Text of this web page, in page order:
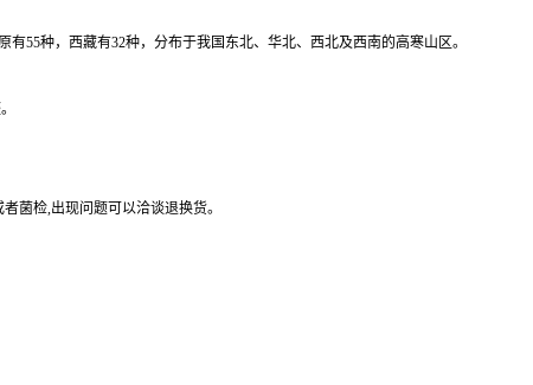
种，西藏有32种，分布于我国东北、华北、西北及西南的高寒山区。
菌检,出现问题可以洽谈退换货。